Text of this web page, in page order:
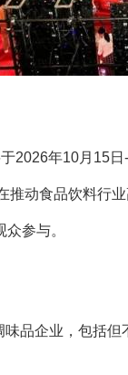
2026年10月15
推动食品饮料行
参与。
品企业，包括